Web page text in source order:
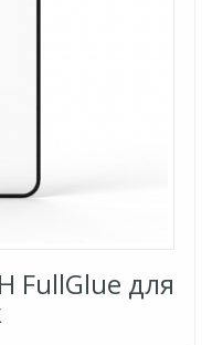
FullGlue для